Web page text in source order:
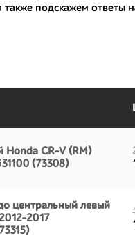
подскажем ответы
Honda CR-V (RM)
(73308)
центральный левый
2017